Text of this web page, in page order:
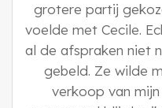
grotere partij
voelde met Cecile.
al de afspraken niet
gebeld. Ze wilde
verkoop van